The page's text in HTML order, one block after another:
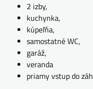
2 izby,
kuchynka,
kúpeľňa,
samostatné WC,
garáž,
veranda
priamy vstup do